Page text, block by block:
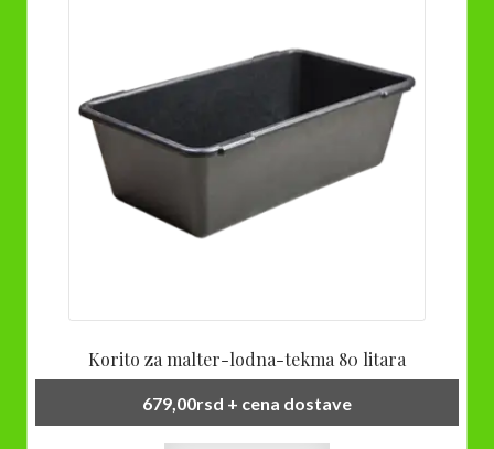
Korito za malter-lodna-tekma 80 litara
679,00rsd + cena dostave